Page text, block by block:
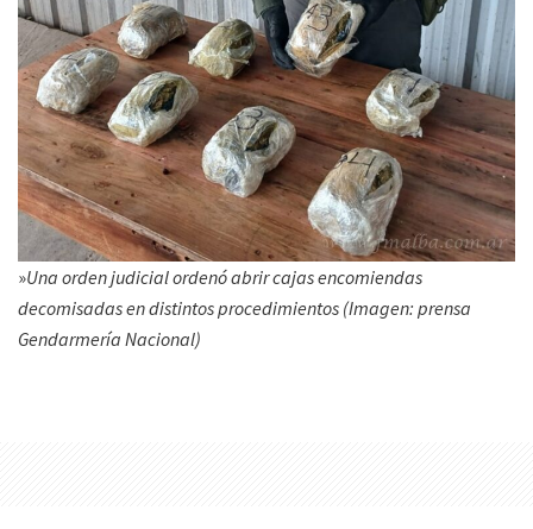
»Una orden judicial ordenó abrir cajas encomiendas
decomisadas en distintos procedimientos (Imagen: prensa
Gendarmería Nacional)